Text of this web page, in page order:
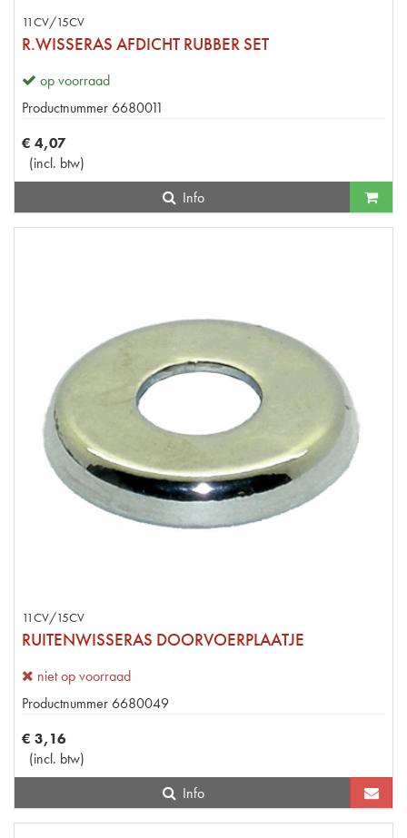
11CV/15CV
R.WISSERAS AFDICHT RUBBER SET
op voorraad
Productnummer 6680011
€ 4,07
(incl. btw)
Info
11CV/15CV
RUITENWISSERAS DOORVOERPLAATJE
niet op voorraad
Productnummer 6680049
€ 3,16
(incl. btw)
Info